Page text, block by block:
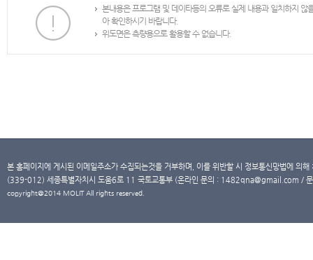
본내용은 프로그램 및 데이타등의 오류로 실제 내용과 일치하지
아 확인하시기 바랍니다.
위도면은 측량용으로 활용할 수 없습니다.
본 홈페이지에 게시된 이메일주소가 수집되는것을 거부하며, 이를 위반할 시 정보통신망법에 의
(339-012) 세종특별자치시 도움6로 11 국토교통부 (온라인 문의 : 1482qna@gmail.com /
copyright@2014 MOLIT All rights reserved.